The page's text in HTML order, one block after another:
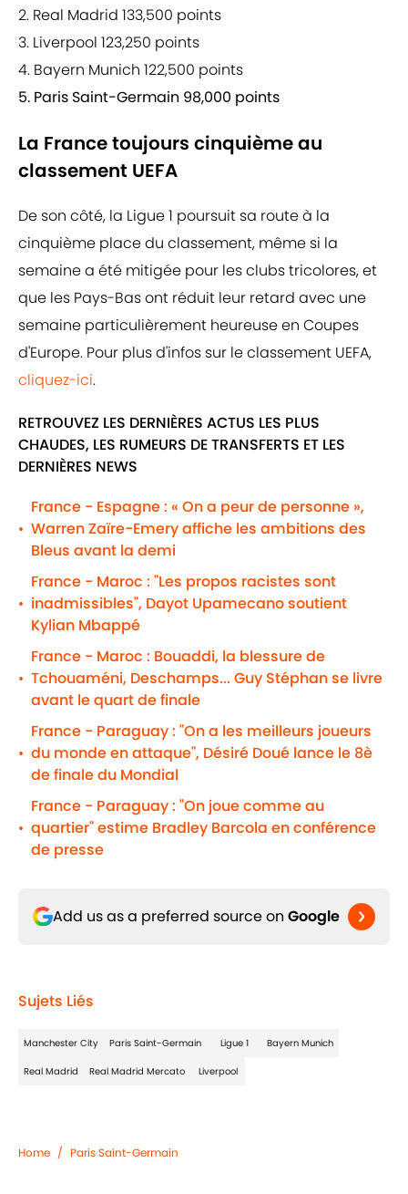
2. Real Madrid 133,500 points
3. Liverpool 123,250 points
4. Bayern Munich 122,500 points
5. Paris Saint-Germain 98,000 points
La France toujours cinquième au
classement UEFA
De son côté, la Ligue 1 poursuit sa route à la
cinquième place du classement, même si la
semaine a été mitigée pour les clubs tricolores, et
que les Pays-Bas ont réduit leur retard avec une
semaine particulièrement heureuse en Coupes
d'Europe. Pour plus d'infos sur le classement UEFA,
cliquez-ici.
RETROUVEZ LES DERNIÈRES ACTUS LES PLUS
CHAUDES, LES RUMEURS DE TRANSFERTS ET LES
DERNIÈRES NEWS
•
France - Espagne : « On a peur de personne »,
Warren Zaïre-Emery affiche les ambitions des
Bleus avant la demi
•
France - Maroc : "Les propos racistes sont
inadmissibles", Dayot Upamecano soutient
Kylian Mbappé
•
France - Maroc : Bouaddi, la blessure de
Tchouaméni, Deschamps... Guy Stéphan se livre
avant le quart de finale
•
France - Paraguay : "On a les meilleurs joueurs
du monde en attaque", Désiré Doué lance le 8è
de finale du Mondial
•
France - Paraguay : "On joue comme au
quartier" estime Bradley Barcola en conférence
de presse
Add us as a preferred source on Google
Sujets Liés
Manchester City Paris Saint-Germain Ligue 1 Bayern Munich
Real Madrid Real Madrid Mercato Liverpool
Home / Paris Saint-Germain